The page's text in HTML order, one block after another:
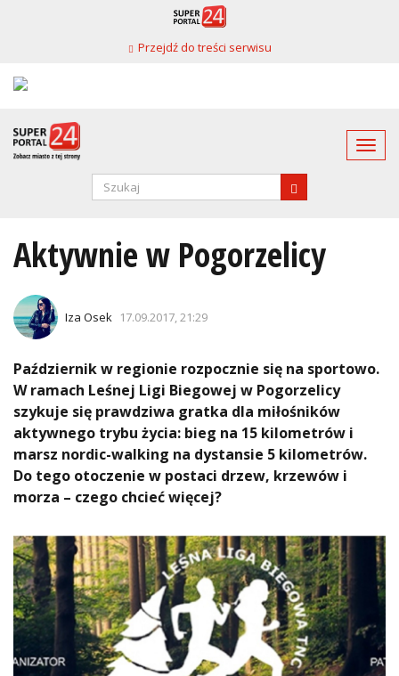
Przejdź do treści serwisu
Formularz
Aktywnie w Pogorzelicy
Iza Osek 17.09.2017, 21:29
Październik w regionie rozpocznie się na sportowo.
W ramach Leśnej Ligi Biegowej w Pogorzelicy
szykuje się prawdziwa gratka dla miłośników
aktywnego trybu życia: bieg na 15 kilometrów i
marsz nordic-walking na dystansie 5 kilometrów.
Do tego otoczenie w postaci drzew, krzewów i
morza – czego chcieć więcej?